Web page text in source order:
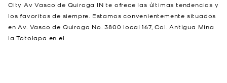
City Av Vasco de Quiroga IN te ofrece las últimas tendencias y
los favoritos de siempre. Estamos convenientemente situados
en Av. Vasco de Quiroga No. 3800 local 167, Col. Antigua Mina
la Totolapa en el .